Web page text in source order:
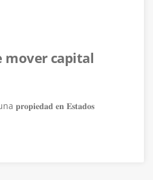
mover capital
𝐩𝐫𝐨𝐩𝐢𝐞𝐝𝐚𝐝 𝐞𝐧 𝐄𝐬𝐭𝐚𝐝𝐨𝐬